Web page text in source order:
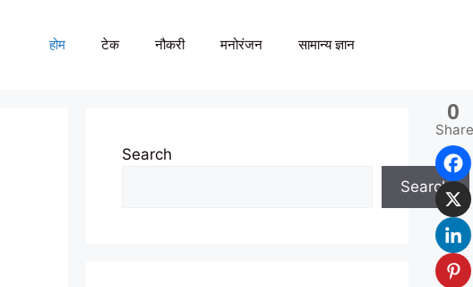
होम टेक नौकरी मनोरंजन सामान्य ज्ञान
0
Search
Search